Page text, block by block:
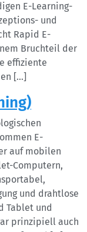
E-Learning-
und
Rapid E-
Bruchteil der
effiziente
[…]
E-
auf mobilen
Computern,
und drahtlose
Tablet und
prinzipiell auch